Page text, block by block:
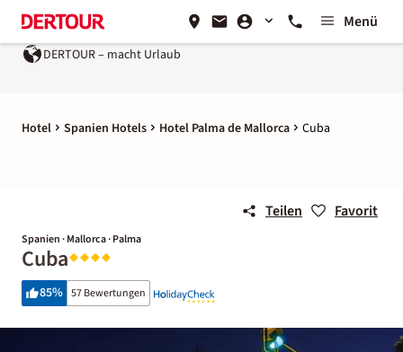
Menü
DERTOUR – macht Urlaub
Hotel Spanien Hotels Hotel Palma de Mallorca Cuba
Teilen Favorit
Spanien · Mallorca · Palma
Cuba
85% 57 Bewertungen